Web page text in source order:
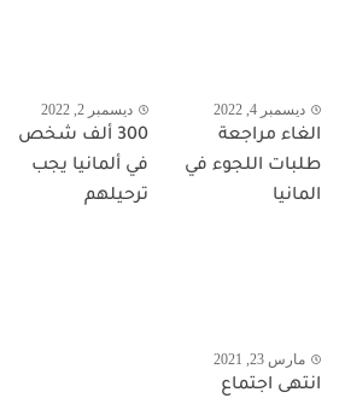
ديسمبر 4, 2022
الغاء مراجعة
طلبات اللجوء في
المانيا
ديسمبر 2, 2022
300 ألف شخص
في ألمانيا يجب
ترحيلهم
مارس 23, 2021
انتهى اجتماع